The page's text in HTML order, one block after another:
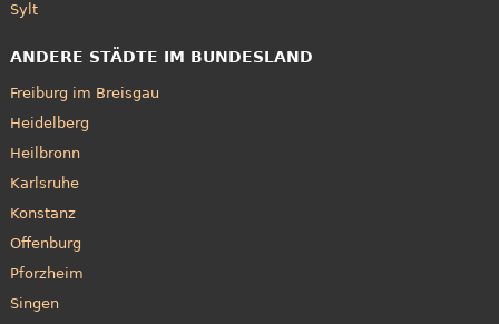
Sylt
ANDERE STÄDTE IM BUNDESLAND
Freiburg im Breisgau
Heidelberg
Heilbronn
Karlsruhe
Konstanz
Offenburg
Pforzheim
Singen